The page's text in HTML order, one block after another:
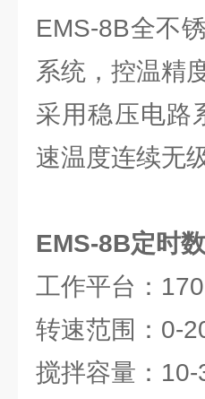
EMS-8B全不
系统，控温精
采用稳压电路
速温度连续无
EMS-8B定时
工作平台：
转速范围：0-
搅拌容量：10-